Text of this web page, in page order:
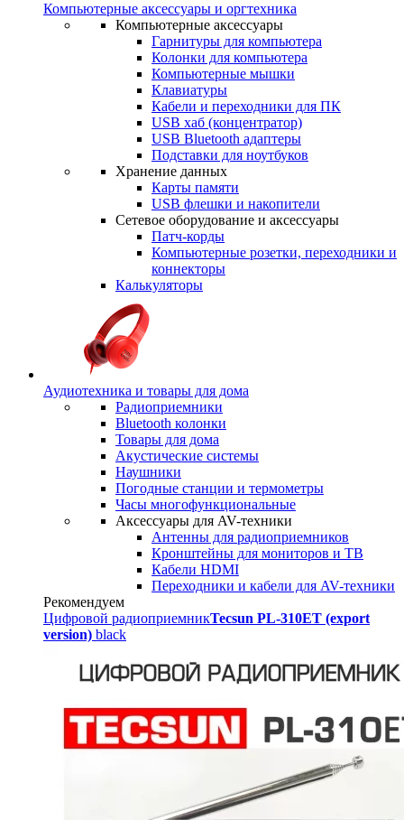
Компьютерные аксессуары и оргтехника
Компьютерные аксессуары
Гарнитуры для компьютера
Колонки для компьютера
Компьютерные мышки
Клавиатуры
Кабели и переходники для ПК
USB хаб (концентратор)
USB Bluetooth адаптеры
Подставки для ноутбуков
Хранение данных
Карты памяти
USB флешки и накопители
Сетевое оборудование и аксессуары
Патч-корды
Компьютерные розетки, переходники и
коннекторы
Калькуляторы
Аудиотехника и товары для дома
Радиоприемники
Bluetooth колонки
Товары для дома
Акустические системы
Наушники
Погодные станции и термометры
Часы многофункциональные
Аксессуары для AV-техники
Антенны для радиоприемников
Кронштейны для мониторов и ТВ
Кабели HDMI
Переходники и кабели для AV-техники
Рекомендуем
Цифровой радиоприемникTecsun PL-310ET (export
version) black